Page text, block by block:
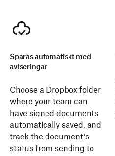
Sparas automatiskt med
aviseringar
Choose a Dropbox folder
where your team can
have signed documents
automatically saved, and
track the document’s
status from sending to